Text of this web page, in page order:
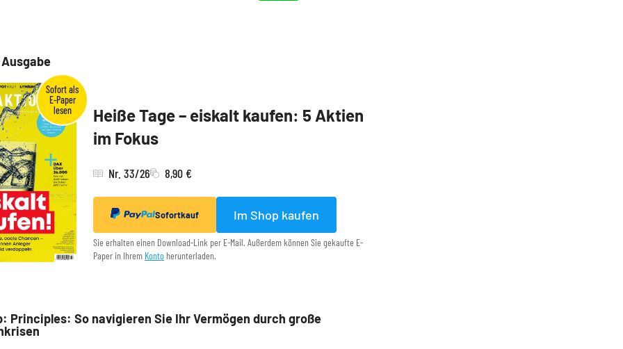
Heiße Tage – eiskalt kaufen: 5 Aktien
im Fokus
Nr. 33/26 8,90 €
Sofortkauf Im Shop kaufen
Sie erhalten einen Download-Link per E-Mail. Außerdem können Sie gekaufte E-
Paper in Ihrem Konto herunterladen.
Principles: So navigieren Sie Ihr Vermögen durch große